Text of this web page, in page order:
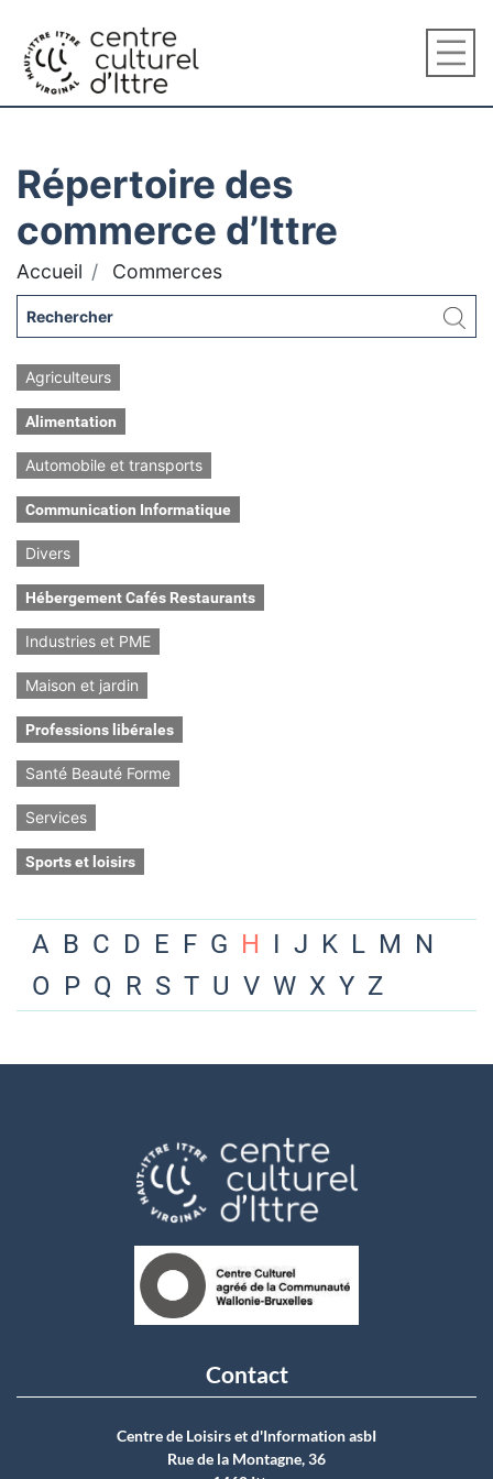
Répertoire des
commerce d’Ittre
Accueil Commerces
Agriculteurs
Alimentation
Automobile et transports
Communication Informatique
Divers
Hébergement Cafés Restaurants
Industries et PME
Maison et jardin
Professions libérales
Santé Beauté Forme
Services
Sports et loisirs
A B C D E F G H I J K L M N
O P Q R S T U V W X Y Z
Contact
Centre de Loisirs et d'Information asbI
Rue de la Montagne, 36